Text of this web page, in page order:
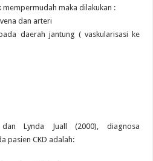
maka dilakukan :
dan arteri
daerah jantung ( vaskularisasi ke
Lynda Juall (2000), diagnosa
pasien CKD adalah: